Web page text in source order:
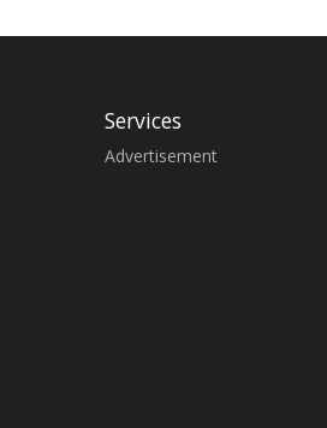
Services
Advertisement